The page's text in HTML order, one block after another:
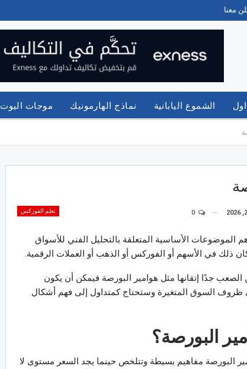
معنا
الشموع اليابانية نماذج الهارمونيك موجات اليوت
تعلم الفوركس
الموضوعات الأساسية المتعلقة بالتحليل الفني للأسواق
في الأسهم أو الفوركس أو الذهب أو العملات الرقمية.
جدًا إتقانها مثل هوامير البورصة فيمكن أن يكون
السوق المتغيرة وستحتاج كمتداول إلى فهم أشكال
البورصة؟
البورصة مفاهيم بسيطة وتتلخص حينما يجد السعر مستوى لا